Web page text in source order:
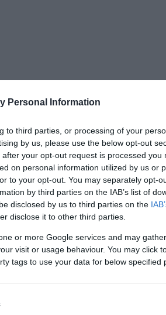
Personal Information
to third parties, or processing of your
by us, please use the below opt-out
your opt-out request is processed you
on personal information utilized by us or
to your opt-out. You may separately opt-
by third parties on the IAB’s list of
disclosed by us to third parties on the
disclose it to other third parties.
or more Google services and may
visit or usage behaviour. You may click
tags to use your data for below specified